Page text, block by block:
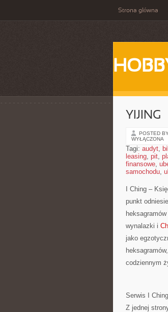
Strona główna
YIJING
POSTED
WYŁĄCZONA
Tagi: audyt,
leasing, pit,
finansowe,
samochodu,
I Ching –
punkt
wynalazki i
jako
codziennym
Serwis I
Z jednej